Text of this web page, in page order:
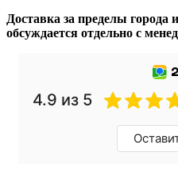
Доставка за пределы города
обсуждается отдельно с
4.9 из 5